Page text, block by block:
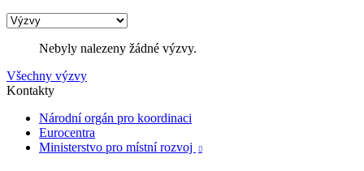
Nebyly nalezeny žádné výzvy.
Všechny výzvy
Kontakty
Národní orgán pro koordinaci
Eurocentra
Ministerstvo pro místní rozvoj
